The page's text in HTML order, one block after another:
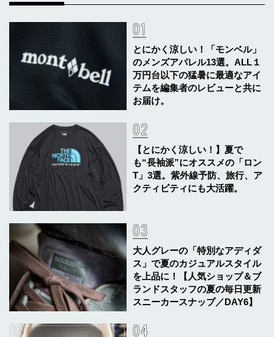
とにかく涼しい！「モンベル」
のメンズアパレル13選。ALL１
万円台以下の猛暑に最適なアイ
テムを編集者のレビューと共に
お届け。
【とにかく涼しい！】夏で
も“長袖派”にオススメの「ロン
T」3選。紫外線予防、旅行、ア
クティビティにも大活躍。
大人グレーの「特別なアディダ
ス」で夏のカジュアルスタイル
を上品に！【人気ショップ＆ブ
ランドスタッフの夏の毎日更新
スニーカースナップ／DAY6】